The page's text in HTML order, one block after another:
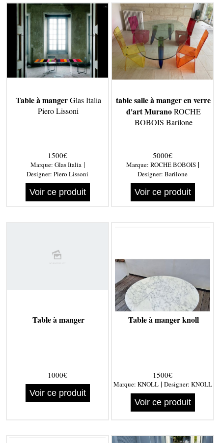
Table à mangerGlas Italia
Piero Lissoni
1500€
Marque: Glas Italia|
Designer: Piero Lissoni
Voir ce produit
table salle à manger en verre
d'art MuranoROCHE
BOBOIS Barilone
5000€
Marque: ROCHE BOBOIS|
Designer: Barilone
Voir ce produit
Table à manger
1000€
Voir ce produit
Table à manger knoll
1500€
Marque: KNOLL| Designer: KNOLL
Voir ce produit